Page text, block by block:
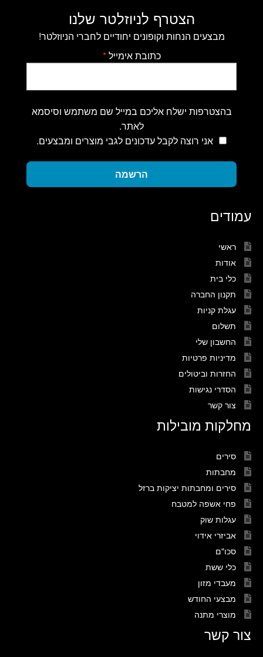
הצטרף לניוזלטר שלנו
מבצעים הנחות וקופונים יחודיים לחברי הניוזלטר!
כתובת אימייל*
בהצטרפות ישלח אליכם במייל שם משתמש וסיסמא
לאתר.
אני רוצה לקבל עדכונים לגבי מוצרים ומבצעים.
הרשמה
עמודים
ראשי
אודות
כלי בית
תקנון החברה
עגלת קניות
תשלום
החשבון שלי
מדיניות פרטיות
החזרות וביטולים
הסדרי נגישות
צור קשר
מחלקות מובילות
סירים
מחבתות
סירים ומחבתות יציקות ברזל
פחי אשפה למטבח
עגלות שוק
אביזרי אידוי
סכו"ם
כלי ששת
מעבדי מזון
מבצעי החודש
מוצרי מתנה
צור קשר